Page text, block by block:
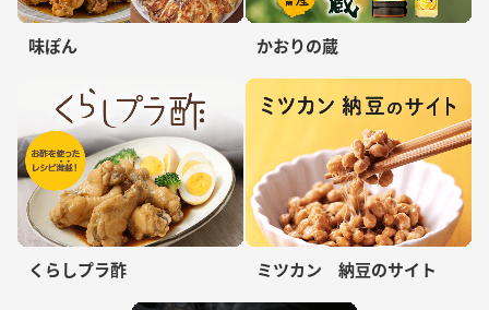
味ぽん かおりの蔵
くらしプラ酢 ミツカン 納豆のサイト